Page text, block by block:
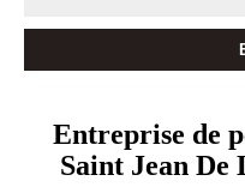
Entreprise de
Saint Jean De